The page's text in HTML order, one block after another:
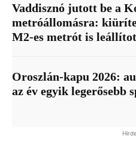
Vaddisznó jutott be a
metróállomásra:
M2-es metrót is
Oroszlán-kapu 2026:
az év egyik legerősebb